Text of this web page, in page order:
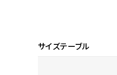
サイズテーブル